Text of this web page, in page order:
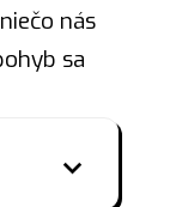
nás
sa